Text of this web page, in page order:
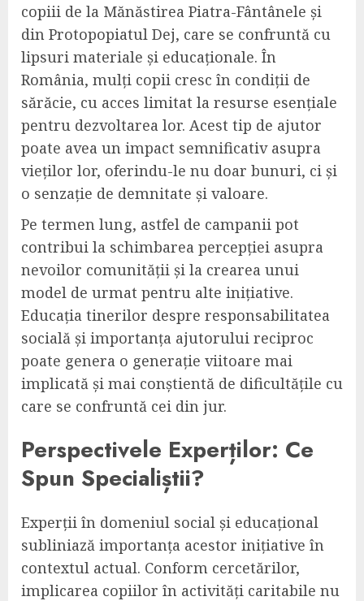
copiii de la Mănăstirea Piatra-Fântânele și
din Protopopiatul Dej, care se confruntă cu
lipsuri materiale și educaționale. În
România, mulți copii cresc în condiții de
sărăcie, cu acces limitat la resurse esențiale
pentru dezvoltarea lor. Acest tip de ajutor
poate avea un impact semnificativ asupra
vieților lor, oferindu-le nu doar bunuri, ci și
o senzație de demnitate și valoare.
Pe termen lung, astfel de campanii pot
contribui la schimbarea percepției asupra
nevoilor comunității și la crearea unui
model de urmat pentru alte inițiative.
Educația tinerilor despre responsabilitatea
socială și importanța ajutorului reciproc
poate genera o generație viitoare mai
implicată și mai conștientă de dificultățile cu
care se confruntă cei din jur.
Perspectivele Experților: Ce
Spun Specialiștii?
Experții în domeniul social și educațional
subliniază importanța acestor inițiative în
contextul actual. Conform cercetărilor,
implicarea copiilor în activități caritabile nu